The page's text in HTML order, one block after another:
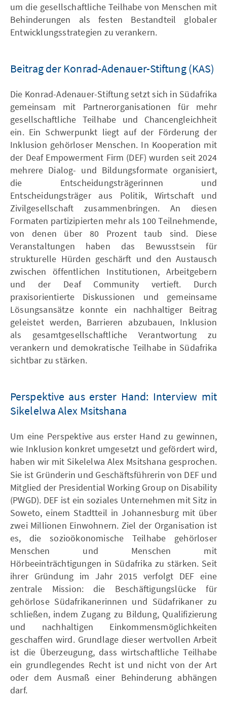
um die gesellschaftliche Teilhabe von Menschen mit
Behinderungen als festen Bestandteil globaler
Entwicklungsstrategien zu verankern.
Beitrag der Konrad-Adenauer-Stiftung (KAS)
Die Konrad-Adenauer-Stiftung setzt sich in Südafrika
gemeinsam mit Partnerorganisationen für mehr
gesellschaftliche Teilhabe und Chancengleichheit
ein. Ein Schwerpunkt liegt auf der Förderung der
Inklusion gehörloser Menschen. In Kooperation mit
der Deaf Empowerment Firm (DEF) wurden seit 2024
mehrere Dialog- und Bildungsformate organisiert,
die Entscheidungsträgerinnen und
Entscheidungsträger aus Politik, Wirtschaft und
Zivilgesellschaft zusammenbringen. An diesen
Formaten partizipierten mehr als 100 Teilnehmende,
von denen über 80 Prozent taub sind. Diese
Veranstaltungen haben das Bewusstsein für
strukturelle Hürden geschärft und den Austausch
zwischen öffentlichen Institutionen, Arbeitgebern
und der Deaf Community vertieft. Durch
praxisorientierte Diskussionen und gemeinsame
Lösungsansätze konnte ein nachhaltiger Beitrag
geleistet werden, Barrieren abzubauen, Inklusion
als gesamtgesellschaftliche Verantwortung zu
verankern und demokratische Teilhabe in Südafrika
sichtbar zu stärken.
Perspektive aus erster Hand: Interview mit
Sikelelwa Alex Msitshana
Um eine Perspektive aus erster Hand zu gewinnen,
wie Inklusion konkret umgesetzt und gefördert wird,
haben wir mit Sikelelwa Alex Msitshana gesprochen.
Sie ist Gründerin und Geschäftsführerin von DEF und
Mitglied der Presidential Working Group on Disability
(PWGD). DEF ist ein soziales Unternehmen mit Sitz in
Soweto, einem Stadtteil in Johannesburg mit über
zwei Millionen Einwohnern. Ziel der Organisation ist
es, die sozioökonomische Teilhabe gehörloser
Menschen und Menschen mit
Hörbeeinträchtigungen in Südafrika zu stärken. Seit
ihrer Gründung im Jahr 2015 verfolgt DEF eine
zentrale Mission: die Beschäftigungslücke für
gehörlose Südafrikanerinnen und Südafrikaner zu
schließen, indem Zugang zu Bildung, Qualifizierung
und nachhaltigen Einkommensmöglichkeiten
geschaffen wird. Grundlage dieser wertvollen Arbeit
ist die Überzeugung, dass wirtschaftliche Teilhabe
ein grundlegendes Recht ist und nicht von der Art
oder dem Ausmaß einer Behinderung abhängen
darf.